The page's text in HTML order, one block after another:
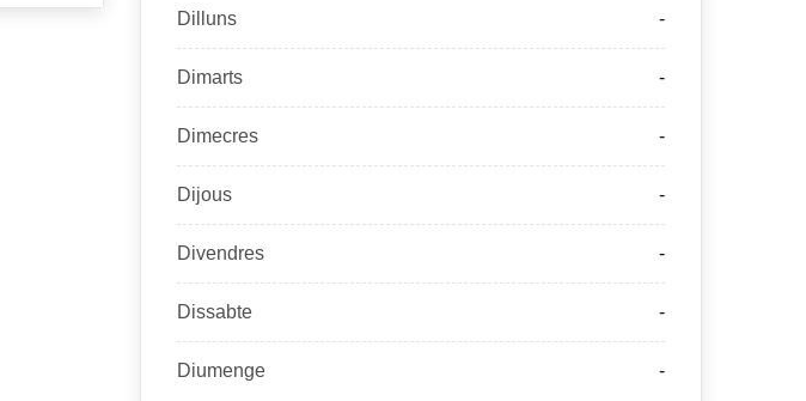
Dilluns -
Dimarts -
Dimecres -
Dijous -
Divendres -
Dissabte -
Diumenge -